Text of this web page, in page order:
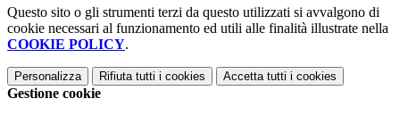
Questo sito o gli strumenti terzi da questo utilizzati si avvalgono di
cookie necessari al funzionamento ed utili alle finalità illustrate nella
COOKIE POLICY.
Personalizza Rifiuta tutti i cookies Accetta tutti i cookies
Gestione cookie